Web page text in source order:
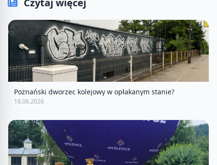
Czytaj więcej
Poznański dworzec kolejowy w opłakanym stanie?
18.06.2026